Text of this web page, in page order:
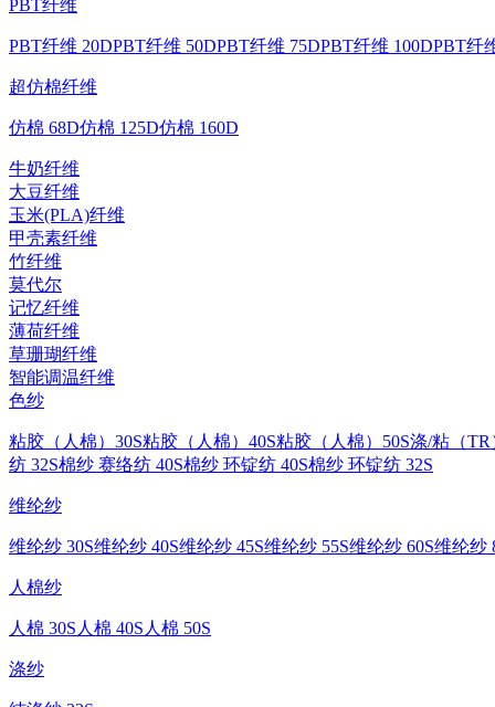
PBT纤维
PBT纤维 20DPBT纤维 50DPBT纤维 75DPBT纤维 100DPBT纤
超仿棉纤维
仿棉 68D仿棉 125D仿棉 160D
牛奶纤维
大豆纤维
玉米(PLA)纤维
甲壳素纤维
竹纤维
莫代尔
记忆纤维
薄荷纤维
草珊瑚纤维
智能调温纤维
色纱
粘胶（人棉）30S粘胶（人棉）40S粘胶（人棉）50S涤/粘（TR
纺 32S棉纱 赛络纺 40S棉纱 环锭纺 40S棉纱 环锭纺 32S
维纶纱
维纶纱 30S维纶纱 40S维纶纱 45S维纶纱 55S维纶纱 60S维纶纱
人棉纱
人棉 30S 人棉 40S 人棉 50S
涤纱